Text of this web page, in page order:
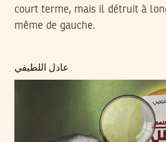
court terme, mais il détruit à
même de gauche.
عادل اللطيفي